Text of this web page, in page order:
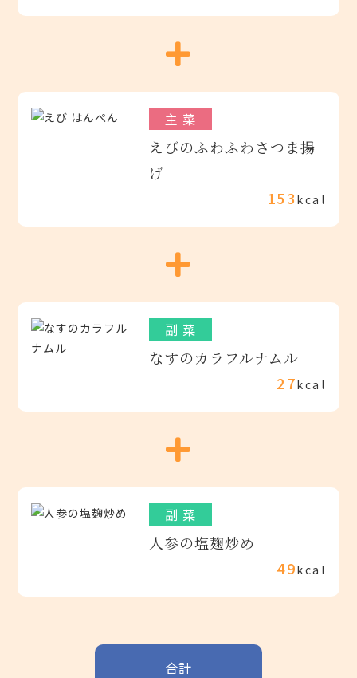
主 菜
えびのふわふわさつま揚
げ
153 kcal
副 菜
なすのカラフルナムル
27kcal
副 菜
人参の塩麹炒め
49kcal
合計